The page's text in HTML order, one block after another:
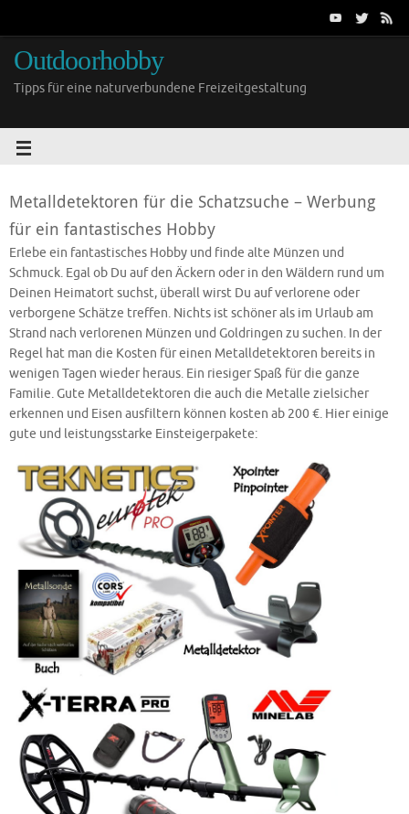
Outdoorhobby
Tipps für eine naturverbundene Freizeitgestaltung
Metalldetektoren für die Schatzsuche – Werbung
für ein fantastisches Hobby
Erlebe ein fantastisches Hobby und finde alte Münzen und
Schmuck. Egal ob Du auf den Äckern oder in den Wäldern rund um
Deinen Heimatort suchst, überall wirst Du auf verlorene oder
verborgene Schätze treffen. Nichts ist schöner als im Urlaub am
Strand nach verlorenen Münzen und Goldringen zu suchen. In der
Regel hat man die Kosten für einen Metalldetektoren bereits in
wenigen Tagen wieder heraus. Ein riesiger Spaß für die ganze
Familie. Gute Metalldetektoren die auch die Metalle zielsicher
erkennen und Eisen ausfiltern können kosten ab 200 €. Hier einige
gute und leistungsstarke Einsteigerpakete: